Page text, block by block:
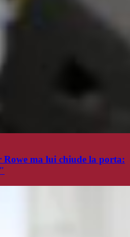
ma lui chiude la porta: